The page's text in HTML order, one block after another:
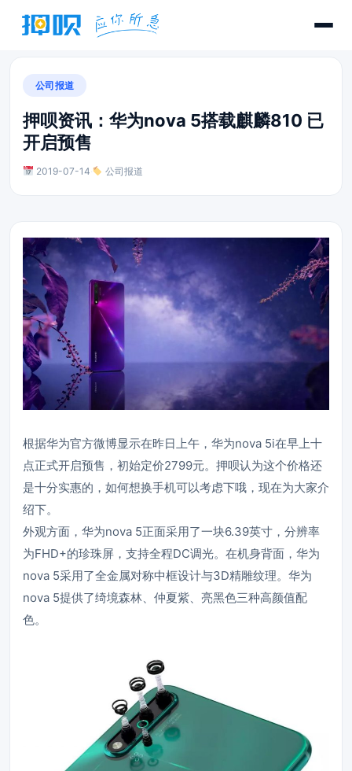
公司报道
押呗资讯：华为nova 5搭载麒麟810 已
开启预售
2019-07-14 公司报道
根据华为官方微博显示在昨日上午，华为nova 5i在早上十
点正式开启预售，初始定价2799元。押呗认为这个价格还
是十分实惠的，如何想换手机可以考虑下哦，现在为大家介
绍下。
外观方面，华为nova 5正面采用了一块6.39英寸，分辨率
为FHD+的珍珠屏，支持全程DC调光。在机身背面，华为
nova 5采用了全金属对称中框设计与3D精雕纹理。华为
nova 5提供了绮境森林、仲夏紫、亮黑色三种高颜值配
色。